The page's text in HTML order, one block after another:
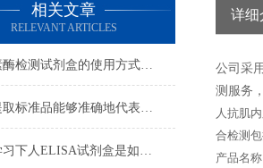
相关文章
RELEVANT ARTICLES
荧光素酶检测试剂盒的使用方式可别说不知道
植物提取标准品能够准确地代表植物中的某种特定成分
一起学习下人ELISA试剂盒是如何储存的
详细
公司采
测服务
人抗肌
合检测
产品名